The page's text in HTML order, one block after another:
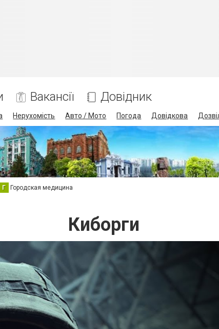
Вакансії Довідник
Нерухомість Авто / Мото Погода Довідкова
Г Городская медицина
Киборги